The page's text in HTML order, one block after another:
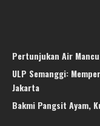
Pertunjukan Air
ULP Semanggi:
Jakarta
Bakmi Pangsit Ayam,